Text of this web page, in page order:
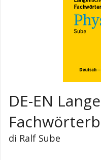
DE-EN
di Ralf Sube